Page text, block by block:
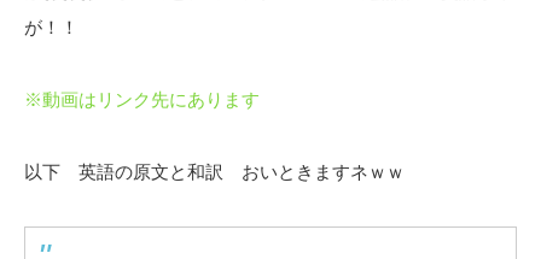
が！！
※動画はリンク先にあります
以下 英語の原文と和訳 おいときますネｗｗ